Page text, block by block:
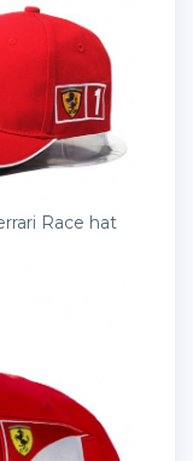
Race hat